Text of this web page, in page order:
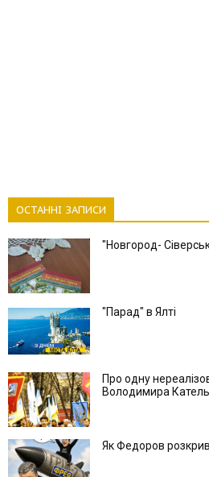
ОСТАННІ ЗАПИСИ
"Новгород-
"Парад" в Ялті
Про одну
Володимира
Як Федоров